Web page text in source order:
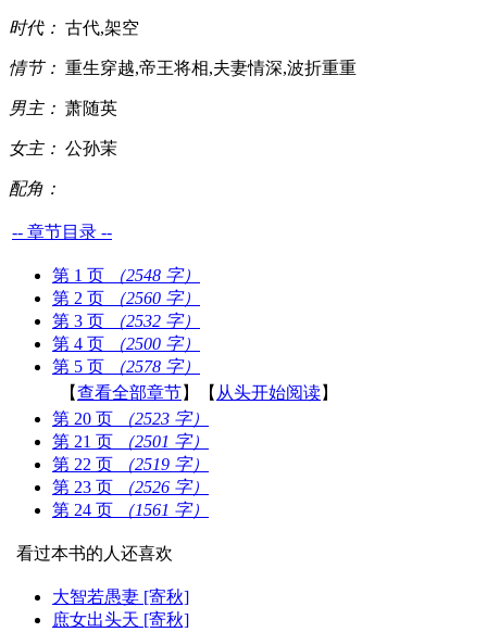
时代： 古代,架空
情节： 重生穿越,帝王将相,夫妻情深,波折重重
男主： 萧随英
女主： 公孙茉
配角：
-- 章节目录 --
第 1 页
（2548 字）
第 2 页
（2560 字）
第 3 页
（2532 字）
第 4 页
（2500 字）
第 5 页
（2578 字）
【查看全部章节】【 从头开始阅读】
第 20 页
（2523 字）
第 21 页
（2501 字）
第 22 页
（2519 字）
第 23 页
（2526 字）
第 24 页
（1561 字）
看过本书的人还喜欢
大智若愚妻 [寄秋]
庶女出头天 [寄秋]